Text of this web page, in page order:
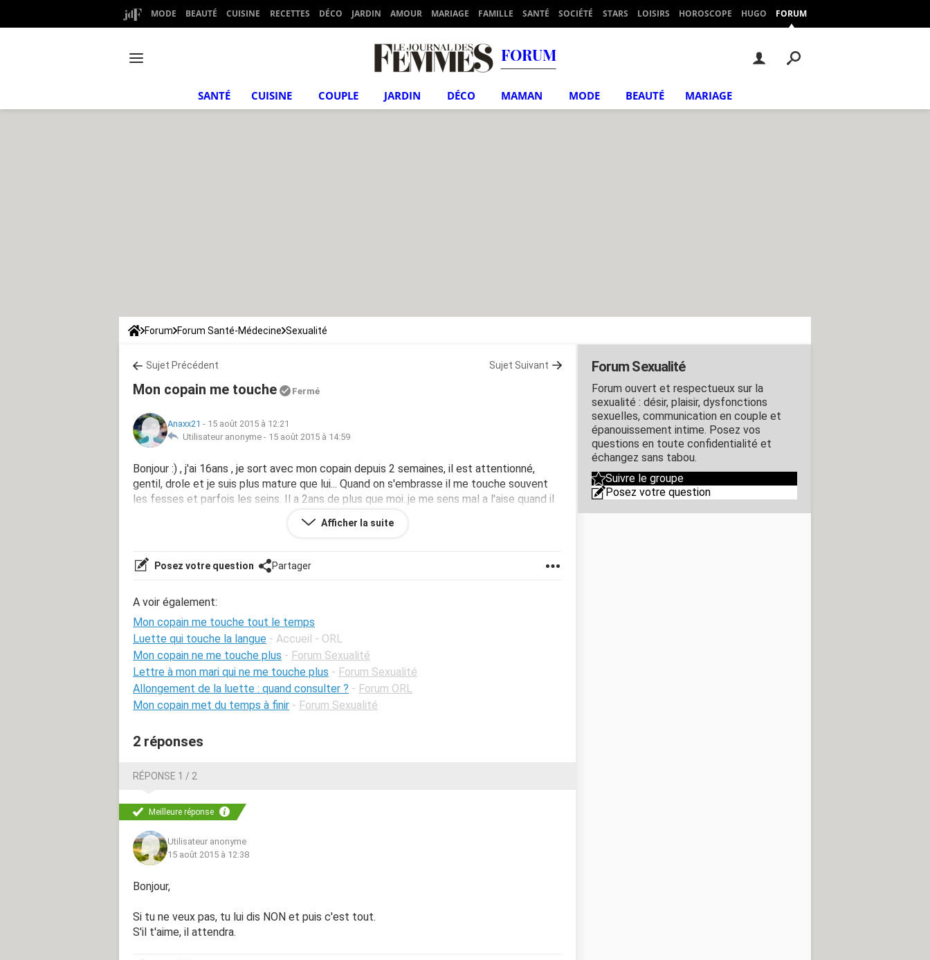
MODE BEAUTÉ CUISINE RECETTES DÉCO JARDIN AMOUR MARIAGE FAMILLE SANTÉ SOCIÉTÉ STARS LOISIRS HOROSCOPE HUGO FORUM
FORUM
SANTÉ CUISINE COUPLE JARDIN DÉCO MAMAN MODE BEAUTÉ MARIAGE
Forum Forum Santé-Médecine Sexualité
Sujet Précédent Sujet Suivant
Mon copain me touche Fermé
Anaxx21 - 15 août 2015 à 12:21
Utilisateur anonyme - 15 août 2015 à 14:59
Bonjour :) , j'ai 16ans , je sort avec mon copain depuis 2 semaines, il est attentionné,
gentil, drole et je suis plus mature que lui... Quand on s'embrasse il me touche souvent
les fesses et parfois les seins. Il a 2ans de plus que moi..je me sens mal a l'aise quand il
semaines et je sais pas si c'est trop rapide...Afficher la suite
Posez votre question Partager
A voir également:
Mon copain me touche tout le temps
Luette qui touche la langue - Accueil - ORL
Mon copain ne me touche plus - Forum Sexualité
Lettre à mon mari qui ne me touche plus - Forum Sexualité
Allongement de la luette : quand consulter ? - Forum ORL
Mon copain met du temps à finir - Forum Sexualité
2 réponses
RÉPONSE 1 / 2
Meilleure réponse
Utilisateur anonyme
15 août 2015 à 12:38
Bonjour,
Si tu ne veux pas, tu lui dis NON et puis c'est tout.
S'il t'aime, il attendra.
Forum Sexualité
Forum ouvert et respectueux sur la
sexualité : désir, plaisir, dysfonctions
sexuelles, communication en couple et
épanouissement intime. Posez vos
questions en toute confidentialité et
échangez sans tabou.
Suivre le groupe
Posez votre question